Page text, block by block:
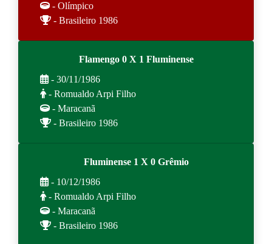
- Olímpico
- Brasileiro 1986
Flamengo 0 X 1 Fluminense
- 30/11/1986
- Romualdo Arpi Filho
- Maracanã
- Brasileiro 1986
Fluminense 1 X 0 Grêmio
- 10/12/1986
- Romualdo Arpi Filho
- Maracanã
- Brasileiro 1986